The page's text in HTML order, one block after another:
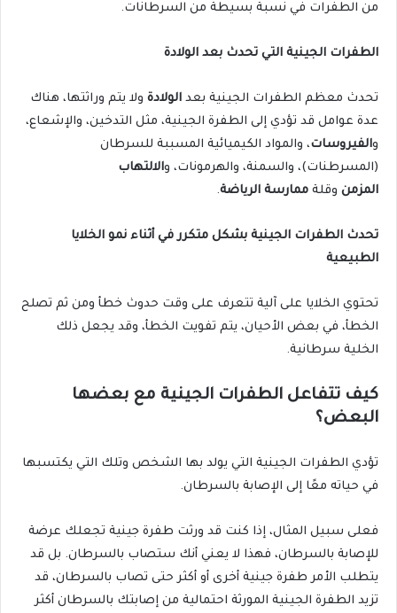
من الطفرات في نسبة بسيطة من السرطانات.
الطفرات الجينية التي تحدث بعد الولادة
تحدث معظم الطفرات الجينية بعد الولادة ولا يتم وراثتها، هناك
عدة عوامل قد تؤدي إلى الطفرة الجينية، مثل التدخين، والإشعاع،
والفيروسات، والمواد الكيميائية المسببة للسرطان
(المسرطنات)، والسمنة، والهرمونات، والالتهاب
المزمن وقلة ممارسة الرياضة.
تحدث الطفرات الجينية بشكل متكرر في أثناء نمو الخلايا
الطبيعية
تحتوي الخلايا على آلية تتعرف على وقت حدوث خطأ ومن ثم تصلح
الخطأ، في بعض الأحيان، يتم تفويت الخطأ، وقد يجعل ذلك
الخلية سرطانية.
كيف تتفاعل الطفرات الجينية مع بعضها
البعض؟
تؤدي الطفرات الجينية التي يولد بها الشخص وتلك التي يكتسبها
في حياته معًا إلى الإصابة بالسرطان.
فعلى سبيل المثال، إذا كنت قد ورثت طفرة جينية تجعلك عرضة
للإصابة بالسرطان، فهذا لا يعني أنك ستصاب بالسرطان. بل قد
يتطلب الأمر طفرة جينية أخرى أو أكثر حتى تصاب بالسرطان، قد
تزيد الطفرة الجينية المورثة احتمالية من إصابتك بالسرطان أكثر